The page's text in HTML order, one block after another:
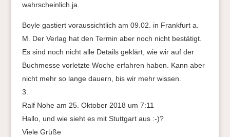
wahrscheinlich ja.
Boyle gastiert voraussichtlich am 09.02. in Frankfurt a.
M. Der Verlag hat den Termin aber noch nicht bestätigt.
Es sind noch nicht alle Details geklärt, wie wir auf der
Buchmesse vorletzte Woche erfahren haben. Kann aber
nicht mehr so lange dauern, bis wir mehr wissen.
Ralf Nohe am 25. Oktober 2018 um 7:11
Hallo, und wie sieht es mit Stuttgart aus :-)?
Viele Grüße